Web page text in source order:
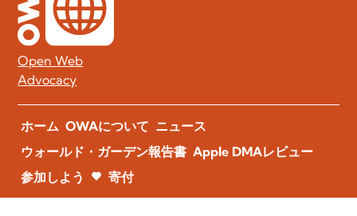
Open Web
Advocacy
ホーム OWAについて ニュース
ウォールド・ガーデン報告書 Apple DMAレビュー
参加しよう
寄付